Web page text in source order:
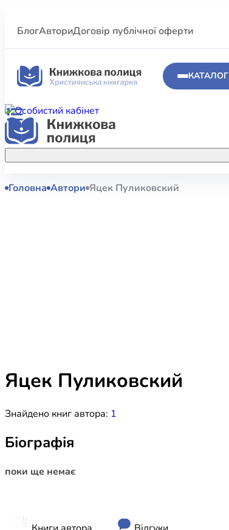
БлогАвториДоговір публічної оферти
КАТАЛОГ
Акційні пропозиції
полиці.
Головна Автори Яцек Пуликовский
Яцек Пуликовский
Знайдено книг автора: 1
Біографія
поки ще немає